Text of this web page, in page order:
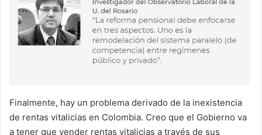
Finalmente, hay un problema derivado de la inexistencia
de rentas vitalicias en Colombia. Creo que el Gobierno va
a tener que vender rentas vitalicias a través de sus